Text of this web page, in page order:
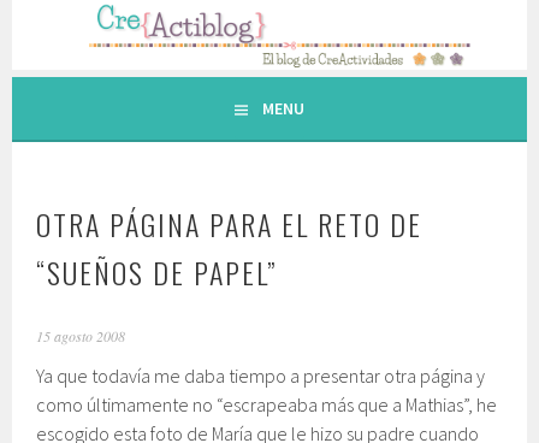
contenido.
MENU
OTRA PÁGINA PARA EL RETO DE
“SUEÑOS DE PAPEL”
15 agosto 2008
Ya que todavía me daba tiempo a presentar otra página y
como últimamente no “escrapeaba más que a Mathias”, he
escogido esta foto de María que le hizo su padre cuando